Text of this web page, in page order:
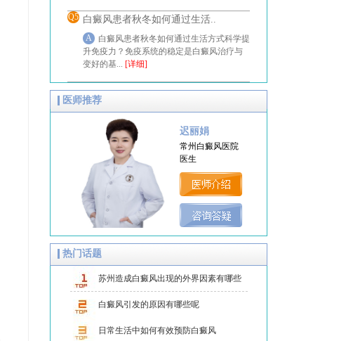
Q5 白癜风患者秋冬如何通过生活..
A
白癜风患者秋冬如何通过生活方式科学提
升免疫力？免疫系统的稳定是白癜风治疗与
变好的基... [详细]
医师推荐
迟丽娟
常州白癜风医院
医生
热门话题
苏州造成白癜风出现的外界因素有哪些
呢
白癜风引发的原因有哪些呢
日常生活中如何有效预防白癜风